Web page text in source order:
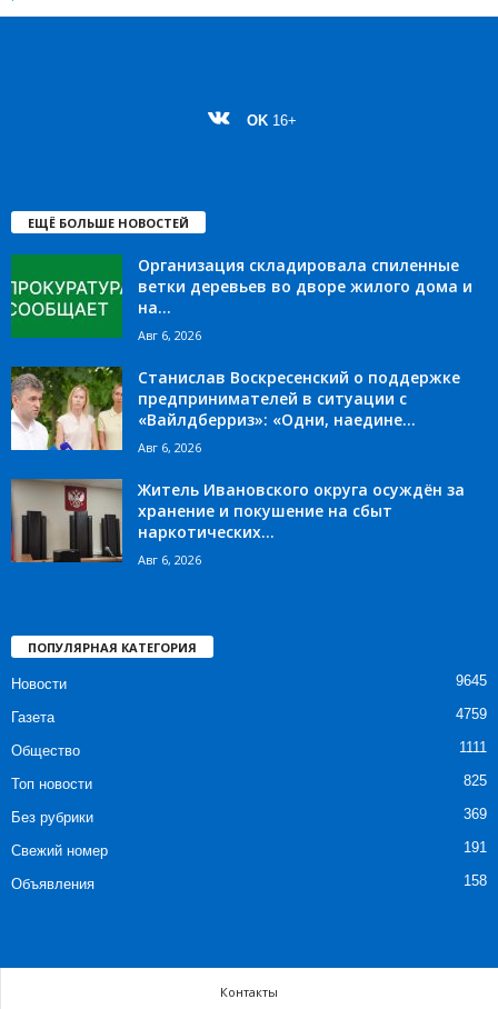
OK 16+
ЕЩЁ БОЛЬШЕ НОВОСТЕЙ
Организация складировала спиленные
ветки деревьев во дворе жилого дома и
на...
Авг 6, 2026
Станислав Воскресенский о поддержке
предпринимателей в ситуации с
«Вайлдберриз»: «Одни, наедине...
Авг 6, 2026
Житель Ивановского округа осуждён за
хранение и покушение на сбыт
наркотических...
Авг 6, 2026
ПОПУЛЯРНАЯ КАТЕГОРИЯ
Новости 9645
Газета 4759
Общество 1111
Топ новости 825
Без рубрики 369
Свежий номер 191
Объявления 158
Контакты